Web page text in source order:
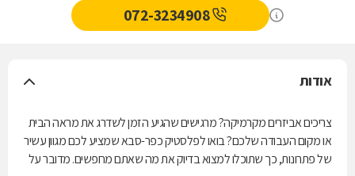
072-3234908
אודות
צריכים אביזרים מקרמיקה? מרגישים שהגיע הזמן לשדרג את מראה הבית
או מקום העבודה שלכם? בואו לפלסטיק כפר-סבא שמציע לכם מגוון עשיר
של פתרונות, כך שתוכלו למצוא בדיוק את מה שאתם מחפשים. מדובר על